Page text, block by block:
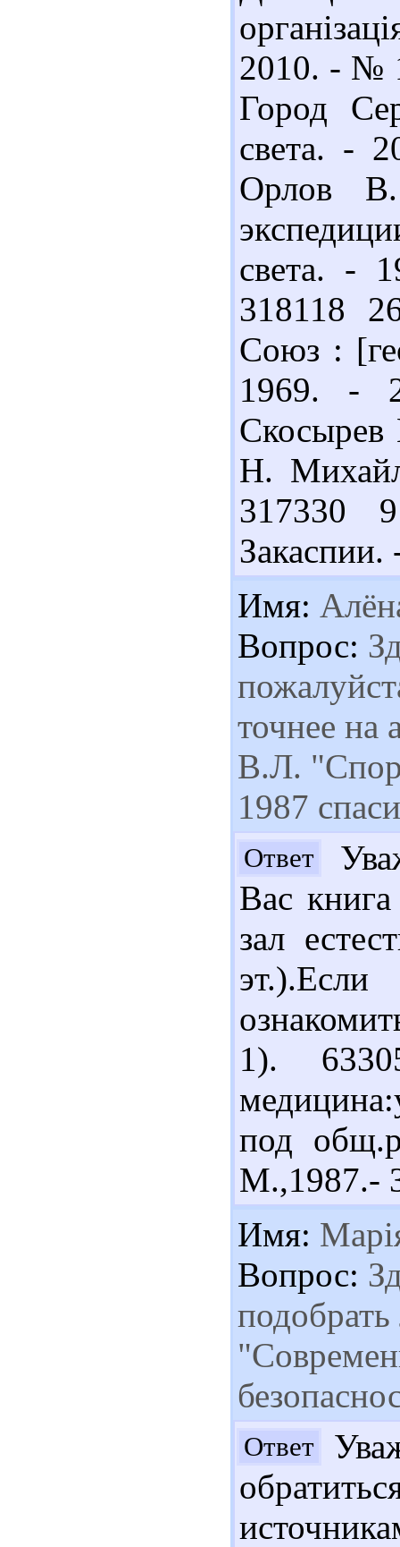
2010. - №
Город
света. -
Орлов
света. -
318118
Союз :
1969. -
Н.
317330
Имя:
Вопрос:
точнее на
В.Л.
1987
Ответ
Вас
зал
1).
под
М.,1987.-
Имя:
Вопрос:
Ответ